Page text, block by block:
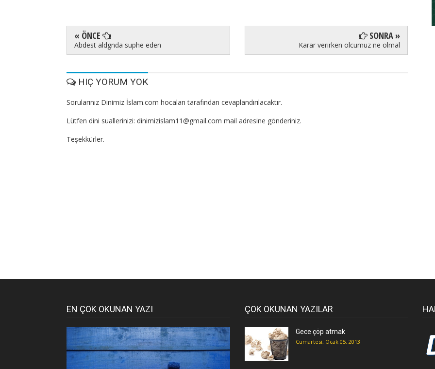
Feb 21,
« ÖNCE
Abdest aldgnda suphe eden
SONRA »
Karar verirken olcumuz ne olmal
HIÇ YORUM YOK
Sorularınız Dinimiz İslam.com hocaları tarafından cevaplandırılacaktır.
Lütfen dini suallerinizi: dinimizislam11@gmail.com mail adresine gönderiniz.
Teşekkürler.
EN ÇOK OKUNAN YAZI ÇOK OKUNAN YAZILAR
Gece çöp atmak
Cumartesi, Ocak 05, 2013